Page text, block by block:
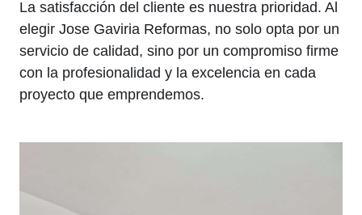
La satisfacción del cliente es nuestra prioridad. Al
elegir Jose Gaviria Reformas, no solo opta por un
servicio de calidad, sino por un compromiso firme
con la profesionalidad y la excelencia en cada
proyecto que emprendemos.